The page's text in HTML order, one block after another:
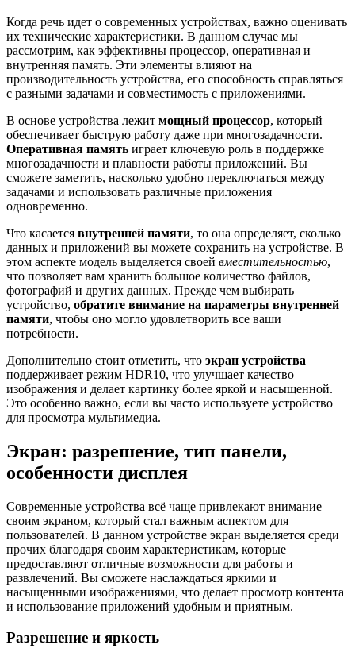
Когда речь идет о современных устройствах, важно оценивать
их технические характеристики. В данном случае мы
рассмотрим, как эффективны процессор, оперативная и
внутренняя память. Эти элементы влияют на
производительность устройства, его способность справляться
с разными задачами и совместимость с приложениями.
В основе устройства лежит мощный процессор, который
обеспечивает быструю работу даже при многозадачности.
Оперативная память играет ключевую роль в поддержке
многозадачности и плавности работы приложений. Вы
сможете заметить, насколько удобно переключаться между
задачами и использовать различные приложения
одновременно.
Что касается внутренней памяти, то она определяет, сколько
данных и приложений вы можете сохранить на устройстве. В
этом аспекте модель выделяется своей вместительностью,
что позволяет вам хранить большое количество файлов,
фотографий и других данных. Прежде чем выбирать
устройство, обратите внимание на параметры внутренней
памяти, чтобы оно могло удовлетворить все ваши
потребности.
Дополнительно стоит отметить, что экран устройства
поддерживает режим HDR10, что улучшает качество
изображения и делает картинку более яркой и насыщенной.
Это особенно важно, если вы часто используете устройство
для просмотра мультимедиа.
Экран: разрешение, тип панели,
особенности дисплея
Современные устройства всё чаще привлекают внимание
своим экраном, который стал важным аспектом для
пользователей. В данном устройстве экран выделяется среди
прочих благодаря своим характеристикам, которые
предоставляют отличные возможности для работы и
развлечений. Вы сможете наслаждаться яркими и
насыщенными изображениями, что делает просмотр контента
и использование приложений удобным и приятным.
Разрешение и яркость